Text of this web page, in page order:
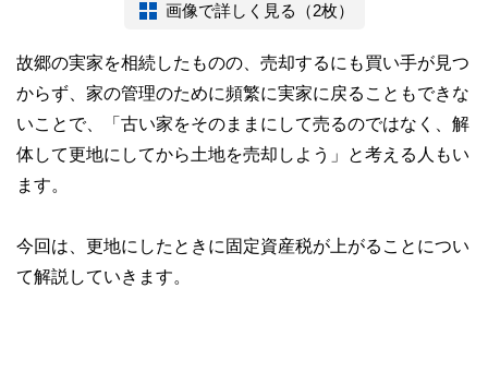
画像で詳しく見る（2枚）
故郷の実家を相続したものの、売却するにも買い手が見つ
からず、家の管理のために頻繁に実家に戻ることもできな
いことで、「古い家をそのままにして売るのではなく、解
体して更地にしてから土地を売却しよう」と考える人もい
ます。
今回は、更地にしたときに固定資産税が上がることについ
て解説していきます。